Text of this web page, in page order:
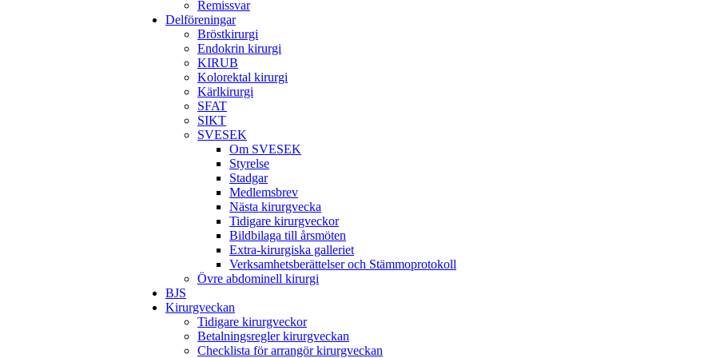
Remissvar
Delföreningar
Bröstkirurgi
Endokrin kirurgi
KIRUB
Kolorektal kirurgi
Kärlkirurgi
SFAT
SIKT
SVESEK
Om SVESEK
Styrelse
Stadgar
Medlemsbrev
Nästa kirurgvecka
Tidigare kirurgveckor
Bildbilaga till årsmöten
Extra-kirurgiska galleriet
Verksamhetsberättelser och Stämmoprotokoll
Övre abdominell kirurgi
BJS
Kirurgveckan
Tidigare kirurgveckor
Betalningsregler kirurgveckan
Checklista för arrangör kirurgveckan